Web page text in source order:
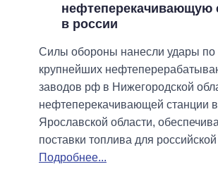
нефтеперекачивающую
в россии
Силы обороны нанесли удары по
крупнейших
заводов рф в Нижегородской
нефтеперекачивающей станции в
Ярославской области,
поставки топлива для
Подробнее...